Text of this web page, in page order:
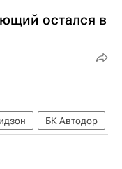
остался в
БК Автодор